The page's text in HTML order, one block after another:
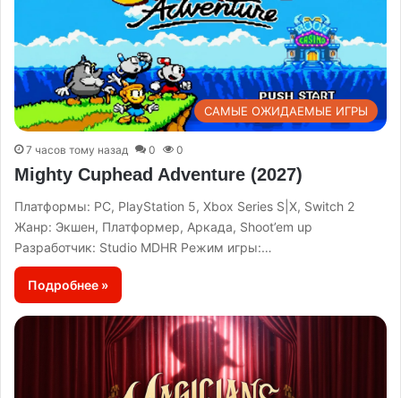
САМЫЕ ОЖИДАЕМЫЕ ИГРЫ
7 часов тому назад 0 0
Mighty Cuphead Adventure (2027)
Платформы: PC, PlayStation 5, Xbox Series S|X, Switch 2
Жанр: Экшен, Платформер, Аркада, Shoot’em up
Разработчик: Studio MDHR Режим игры:…
Подробнее »